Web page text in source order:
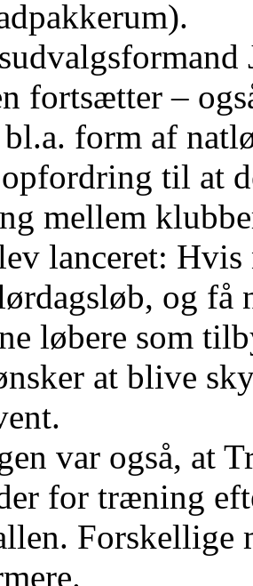
fortsætter –
form af
til at
mellem
lanceret:
og få
løbere som
at blive
var også, at
for træning